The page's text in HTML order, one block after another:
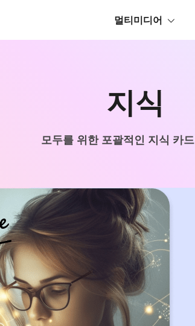
멀티미디어
지식
모두를 위한 포괄적인 지식 카